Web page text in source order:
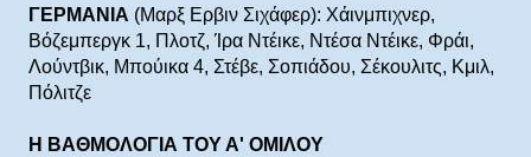
ΓΕΡΜΑΝΙΑ (Μαρξ Ερβιν Σιχάφερ): Χάινμπιχνερ,
Βόζεμπεργκ 1, Πλοτζ, Ίρα Ντέικε, Ντέσα Ντέικε, Φράι,
Λούντβικ, Μπούικα 4, Στέβε, Σοπιάδου, Σέκουλιτς, Κμιλ,
Πόλιτζε
Η ΒΑΘΜΟΛΟΓΙΑ ΤΟΥ Α' ΟΜΙΛΟΥ